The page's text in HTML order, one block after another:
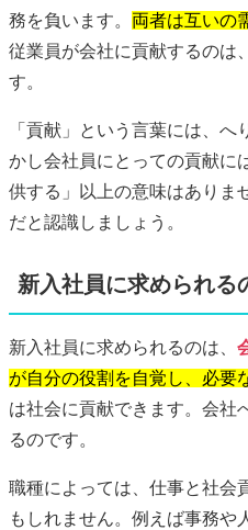
務を負います。 両者は互いの
従業員が会社に貢献するのは、
す。
「貢献」という言葉には、
かし会社員にとっての貢献に
供する」以上の意味はありま
だと認識しましょう。
新入社員に求められる
新入社員に求められるのは、
が自分の役割を自覚し、必要
は社会に貢献できます。会社
るのです。
職種によっては、仕事と社会
もしれません。例えば事務や